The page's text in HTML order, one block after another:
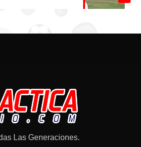
Las Generaciones.